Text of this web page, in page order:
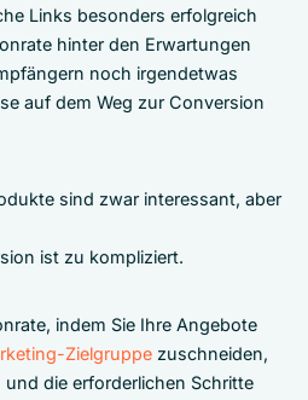
Links besonders erfolgreich
hinter den Erwartungen
noch irgendetwas
auf dem Weg zur Conversion
sind zwar interessant, aber
ist zu kompliziert.
indem Sie Ihre Angebote
Zielgruppe zuschneiden,
die erforderlichen Schritte